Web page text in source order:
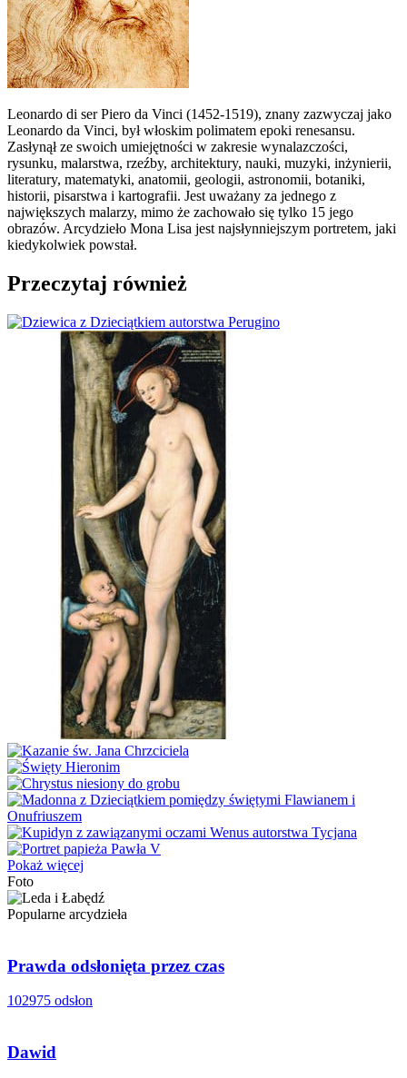
Leonardo di ser Piero da Vinci (1452-1519), znany zazwyczaj jako
Leonardo da Vinci, był włoskim polimatem epoki renesansu.
Zasłynął ze swoich umiejętności w zakresie wynalazczości,
rysunku, malarstwa, rzeźby, architektury, nauki, muzyki, inżynierii,
literatury, matematyki, anatomii, geologii, astronomii, botaniki,
historii, pisarstwa i kartografii. Jest uważany za jednego z
największych malarzy, mimo że zachowało się tylko 15 jego
obrazów. Arcydzieło Mona Lisa jest najsłynniejszym portretem, jaki
kiedykolwiek powstał.
Przeczytaj również
Pokaż więcej
Foto
Popularne arcydzieła
Prawda odsłonięta przez czas
102975 odsłon
Dawid